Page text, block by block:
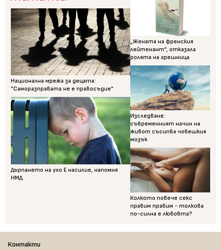
Национална мрежа за децата:
"Саморазправата не е правосъдие"
Дърпането на ухо Е насилие, напомня
НМД
„Жената на френския
лейтенант“, отказала
ролята на грешница
Изследване:
съвременният начин на
живот съсипва човешкия
мозък
Колкото повече секс
правим правим - толкова
по-силна е любовта?
Контакти